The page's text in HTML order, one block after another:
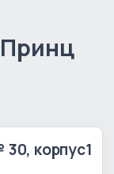
корпус1